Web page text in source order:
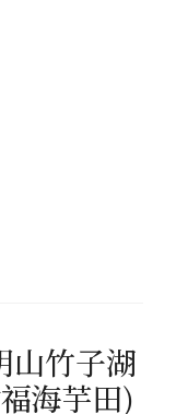
山竹子湖
海芋田)